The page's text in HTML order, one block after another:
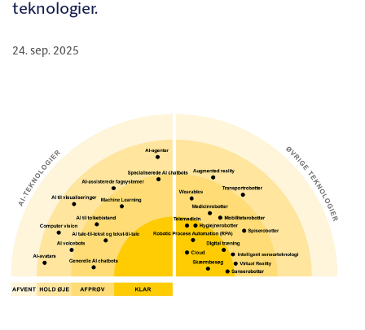
teknologier.
24. sep. 2025